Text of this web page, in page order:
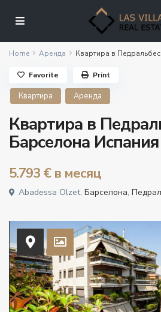
Home Аренда Квартира в
Квартира Аренда
Квартира в
Барселона Испания
5.793 € в месяц
Abadessa Olzet,Барселона,
Favorite Print